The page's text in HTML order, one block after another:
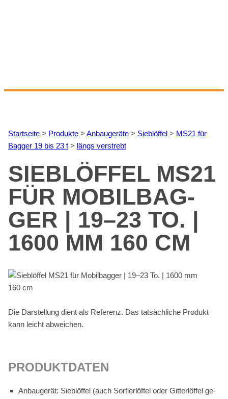
Start­sei­te > Pro­duk­te > An­bau­ge­rä­te > Sieb­löf­fel > MS21 für
Bag­ger 19 bis 23 t > längs ver­strebt
SIEB­LÖF­FEL MS21
FÜR MO­BIL­BAG­
GER | 19–23 TO. |
1600 MM 160 CM
Die Dar­stel­lung dient als Re­fe­renz. Das tat­säch­li­che Pro­dukt
kann leicht ab­wei­chen.
PRO­DUKT­DA­TEN
An­bau­ge­rät: Sieb­löf­fel (auch Sor­tier­löf­fel oder Git­ter­löf­fel ge­